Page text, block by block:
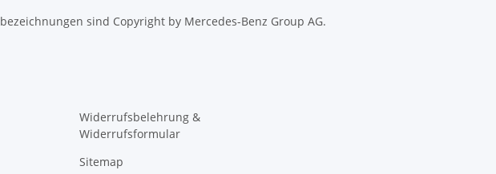
sind Copyright by Mercedes-Benz Group AG.
Widerrufsbelehrung &
Widerrufsformular
Sitemap